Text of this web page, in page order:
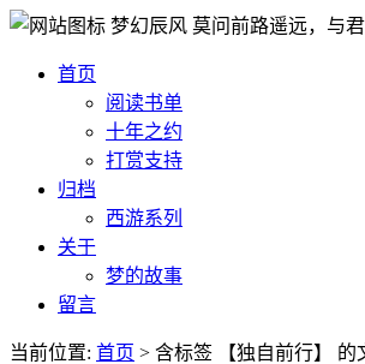
梦幻辰风 莫问前路遥远，与
首页
阅读书单
十年之约
打赏支持
归档
西游系列
关于
梦的故事
留言
当前位置: 首页 > 含标签 【独自前行】 的